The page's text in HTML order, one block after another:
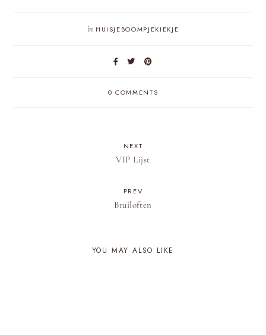
in HUISJEBOOMPJEKIEKJE
0 COMMENTS
NEXT
VIP Lijst
PREV
Bruiloften
YOU MAY ALSO LIKE